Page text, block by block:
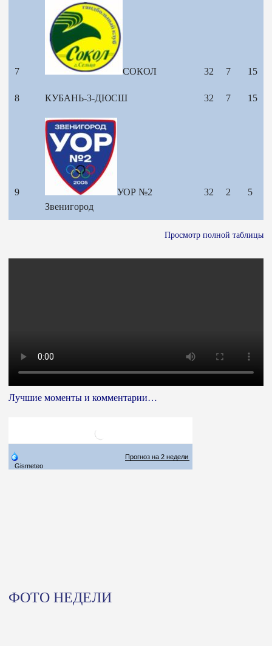
7 СОКОЛ 32 7 15
8 КУБАНЬ-3-ДЮСШ 32 7 15
9
УОР №2
Звенигород
32 2 5
Просмотр полной таблицы
Лучшие моменты и комментарии…
ФОТО НЕДЕЛИ